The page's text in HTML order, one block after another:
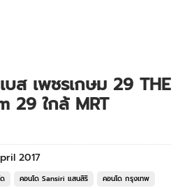
บส เพชรเกษม 29 THE
29 ใกล้ MRT
2017
คอนโด Sansiri แสนสิริ
คอนโด กรุงเทพ